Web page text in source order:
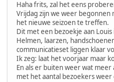
Haha frits, zal het eens
Vrijdag zijn we weer
het nieuwe seizoen te treffen.
Dit met een bezoekje aan Louis
Helmen, laarzen,
communicatieset liggen klaar
Ik zeg: laat het voorjaar maar
En als er buiten weer wat
met het aantal bezoekers